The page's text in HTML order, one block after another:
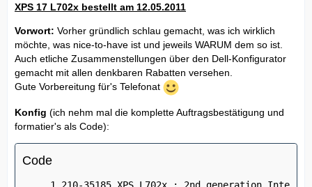
XPS 17 L702x bestellt am 12.05.2011
Vorwort: Vorher gründlich schlau gemacht, was ich wirklich
möchte, was nice-to-have ist und jeweils WARUM dem so ist.
Auch etliche Zusammenstellungen über den Dell-Konfigurator
gemacht mit allen denkbaren Rabatten versehen.
Gute Vorbereitung für's Telefonat
Konfig (ich nehm mal die komplette Auftragsbestätigung und
formatier's als Code):
Code